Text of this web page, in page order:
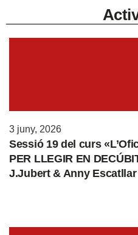
3 juny, 2026
Sessió 19 del curs
PER LLEGIR EN
J.Jubert & Anny Escatllar